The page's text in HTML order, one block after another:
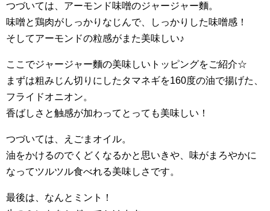
つづいては、アーモンド味噌のジャージャー麵。
味噌と鶏肉がしっかりなじんで、しっかりした味噌感！
そしてアーモンドの粒感がまた美味しい♪
ここでジャージャー麵の美味しいトッピングをご紹介☆
まずは粗みじん切りにしたタマネギを160度の油で揚げた、
フライドオニオン。
香ばしさと触感が加わってとっても美味しい！
つづいては、えごまオイル。
油をかけるのでくどくなるかと思いきや、味がまろやかに
なってツルツル食べれる美味しさです。
最後は、なんとミント！